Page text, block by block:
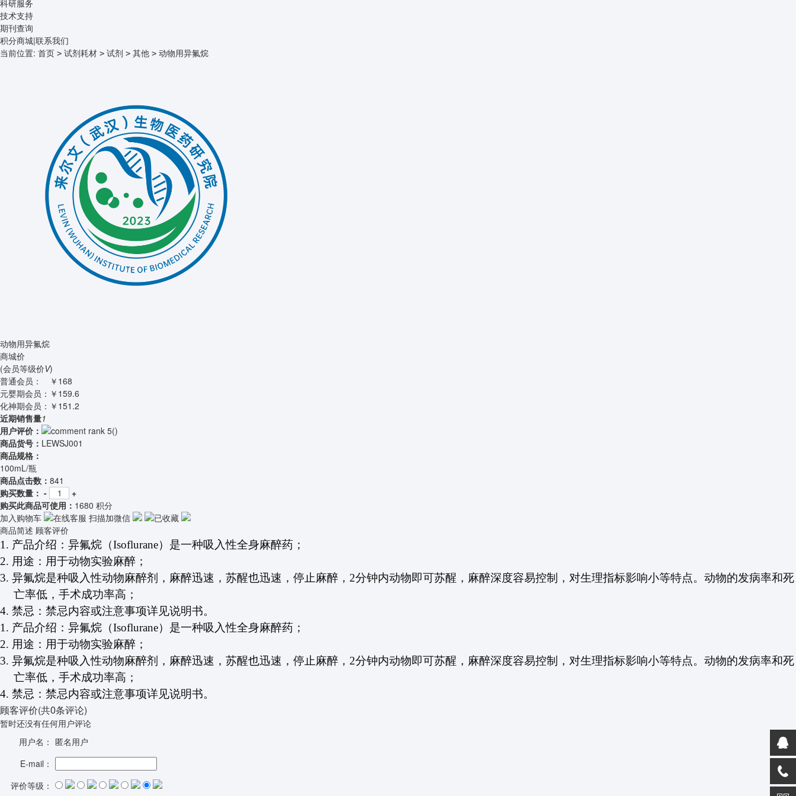
科研服务
技术支持
期刊查询
积分商城|联系我们
当前位置: 首页 > 试剂耗材 > 试剂 > 其他 > 动物用异氟烷
动物用异氟烷
商城价
(会员等级价V)
普通会员：
￥168
元婴期会员： ￥159.6
化神期会员： ￥151.2
近期销售量1
用户评价：
()
商品货号： LEWSJ001
商品规格：
100mL/瓶
商品点击数： 841
购买数量： -
+
购买此商品可使用： 1680 积分
加入购物车
在线客服 扫描加微信
已收藏
商品简述 顾客评价
1. 产品介绍：异氟烷（Isoflurane）是一种吸入性全身麻醉药 ；
2. 用途：用于动物实验麻醉 ；
3. 异氟烷是种吸入性动物麻醉剂，麻醉迅速，苏醒也迅速，停止麻醉， 2分钟内动物即可苏醒，麻醉深度容易控制，对生理指标影响小等特点。动物的发病率和死
亡率低，手术成功率高 ；
4. 禁忌：禁忌内容或注意事项详见说明书。
1. 产品介绍：异氟烷（Isoflurane）是一种吸入性全身麻醉药 ；
2. 用途：用于动物实验麻醉 ；
3. 异氟烷是种吸入性动物麻醉剂，麻醉迅速，苏醒也迅速，停止麻醉， 2分钟内动物即可苏醒，麻醉深度容易控制，对生理指标影响小等特点。动物的发病率和死
亡率低，手术成功率高 ；
4. 禁忌：禁忌内容或注意事项详见说明书。
顾客评价(共0条评论)
暂时还没有任何用户评论
用户名： 匿名用户
E-mail：
评价等级：